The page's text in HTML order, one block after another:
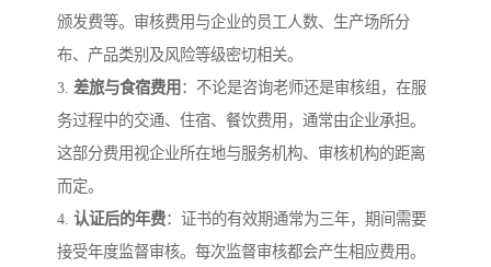
颁发费等。审核费用与企业的员工人数、生产场所分
布、产品类别及风险等级密切相关。
3. 差旅与食宿费用 ：不论是咨询老师还是审核组，在服
务过程中的交通、住宿、餐饮费用，通常由企业承担。
这部分费用视企业所在地与服务机构、审核机构的距离
而定。
4. 认证后的年费：证书的有效期通常为三年，期间需要
接受年度监督审核。每次监督审核都会产生相应费用。